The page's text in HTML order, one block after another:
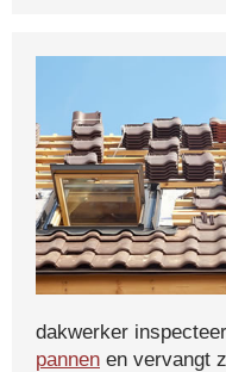
dakwerker
pannen en vervangt